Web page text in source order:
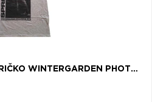
BRUCE SPRINGSTEEN, TRIČKO WINTERGARDEN PHOTO, UNISEX, ŠEDÁ